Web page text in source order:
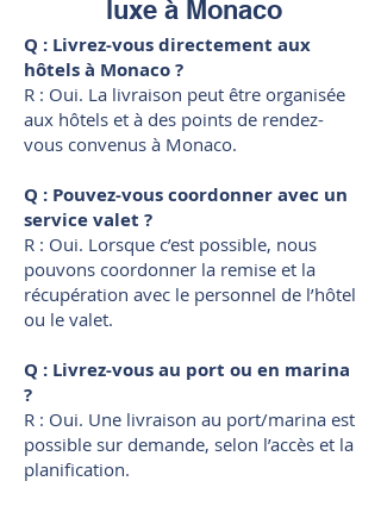
luxe à Monaco
Q : Livrez-vous directement aux
hôtels à Monaco ?
R : Oui. La livraison peut être organisée
aux hôtels et à des points de rendez-
vous convenus à Monaco.
Q : Pouvez-vous coordonner avec un
service valet ?
R : Oui. Lorsque c’est possible, nous
pouvons coordonner la remise et la
récupération avec le personnel de l’hôtel
ou le valet.
Q : Livrez-vous au port ou en marina
?
R : Oui. Une livraison au port/marina est
possible sur demande, selon l’accès et la
planification.